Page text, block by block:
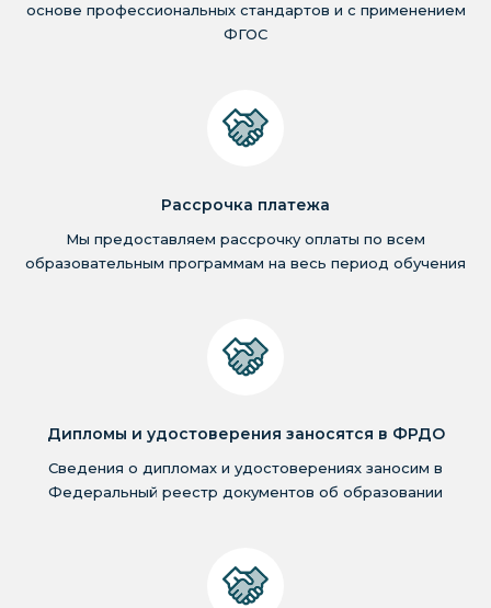
основе профессиональных стандартов и с применением
ФГОС
Рассрочка платежа
Мы предоставляем рассрочку оплаты по всем
образовательным программам на весь период обучения
Дипломы и удостоверения заносятся в ФРДО
Сведения о дипломах и удостоверениях заносим в
Федеральный реестр документов об образовании